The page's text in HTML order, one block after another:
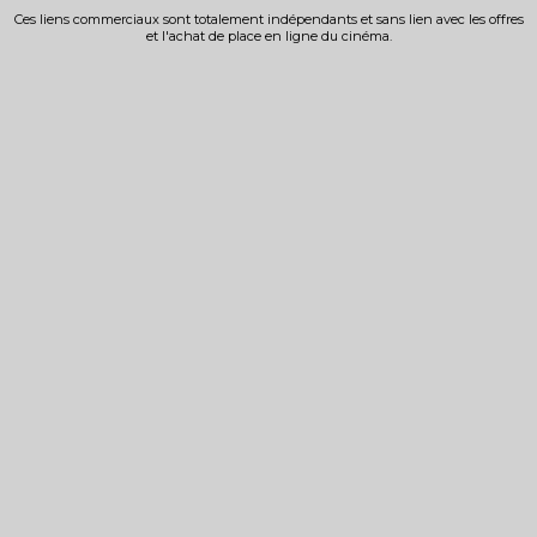
Ces liens commerciaux sont totalement indépendants et sans lien avec les offres
et l'achat de place en ligne du cinéma.